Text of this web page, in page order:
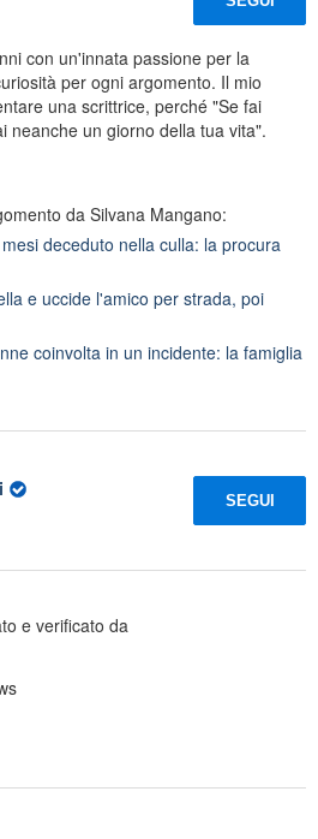
con un'innata passione per la
per ogni argomento. Il mio
una scrittrice, perché "Se fai
neanche un giorno della tua vita".
da Silvana Mangano:
deceduto nella culla: la procura
e uccide l'amico per strada, poi
coinvolta in un incidente: la famiglia
SEGUI
e verificato da